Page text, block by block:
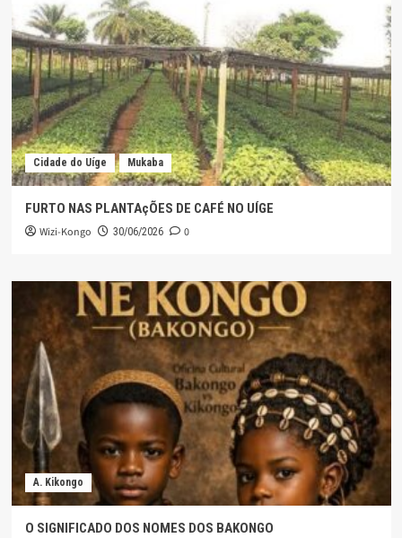
Cidade do Uíge Mukaba
FURTO NAS PLANTAçÕES DE CAFÉ NO UÍGE
Wizi-Kongo 30/06/2026 0
A. Kikongo
O SIGNIFICADO DOS NOMES DOS BAKONGO